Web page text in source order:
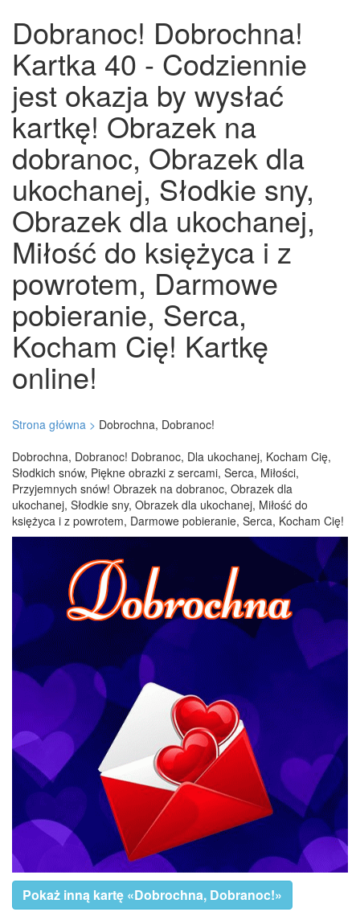
Dobranoc! Dobrochna!
Kartka 40 - Codziennie
jest okazja by wysłać
kartkę! Obrazek na
dobranoc, Obrazek dla
ukochanej, Słodkie sny,
Obrazek dla ukochanej,
Miłość do księżyca i z
powrotem, Darmowe
pobieranie, Serca,
Kocham Cię! Kartkę
online!
Strona główna > Dobrochna, Dobranoc!
Dobrochna, Dobranoc! Dobranoc, Dla ukochanej, Kocham Cię,
Słodkich snów, Piękne obrazki z sercami, Serca, Miłości,
Przyjemnych snów! Obrazek na dobranoc, Obrazek dla
ukochanej, Słodkie sny, Obrazek dla ukochanej, Miłość do
księżyca i z powrotem, Darmowe pobieranie, Serca, Kocham Cię!
Pokaż inną kartę «Dobrochna, Dobranoc!»